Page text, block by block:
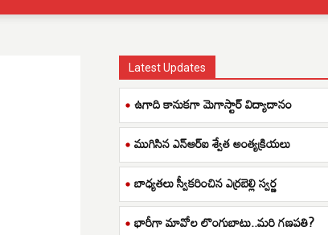
Latest Updates
ఉగాది కానుకగా మెగాస్టార్ విద్యాదానం
ముగిసిన ఎన్ఆర్ఐ శ్వేత అంత్యక్రియలు
బాధ్యతలు స్వీకరించిన ఎర్రబెల్లి స్వర్ణ
భారీగా మావోల లొంగుబాటు..మరి గణపతి?